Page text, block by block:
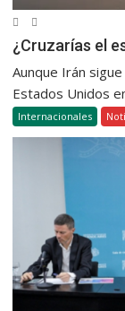
¿Cruzarías el
Aunque Irán
Estados Unidos
Internacionales